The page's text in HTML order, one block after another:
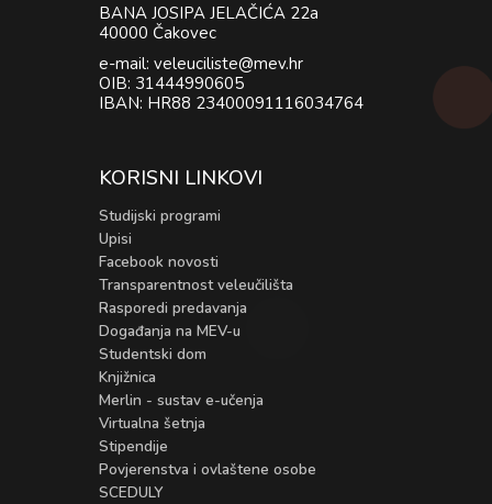
BANA JOSIPA JELAČIĆA 22a
40000 Čakovec
e-mail: veleuciliste@mev.hr
OIB: 31444990605
IBAN: HR88 23400091116034764
KORISNI LINKOVI
Studijski programi
Upisi
Facebook novosti
Transparentnost veleučilišta
Rasporedi predavanja
Događanja na MEV-u
Studentski dom
Knjižnica
Merlin - sustav e-učenja
Virtualna šetnja
Stipendije
Povjerenstva i ovlaštene osobe
SCEDULY